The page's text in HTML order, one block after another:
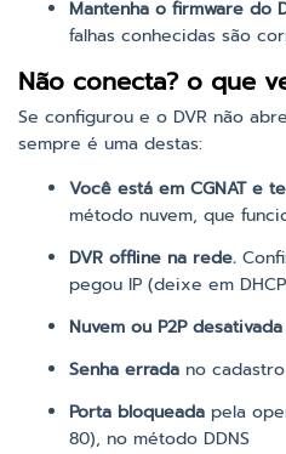
Mantenha o firmware do
falhas conhecidas são
Não conecta? o que
Se configurou e o DVR não
sempre é uma destas:
Você está em CGNAT e
método nuvem, que
DVR offline na rede.
pegou IP (deixe em
Nuvem ou P2P desativada
Senha errada no
Porta bloqueada pela
80), no método DDNS